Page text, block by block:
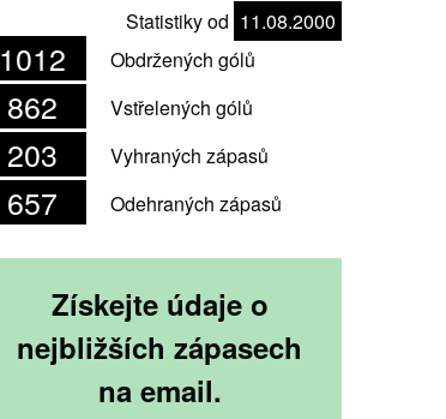
Statistiky od 11.08.2000
1012 Obdržených gólů
862 Vstřelených gólů
203 Vyhraných zápasů
657 Odehraných zápasů
Získejte údaje o
nejbližších zápasech
na email.